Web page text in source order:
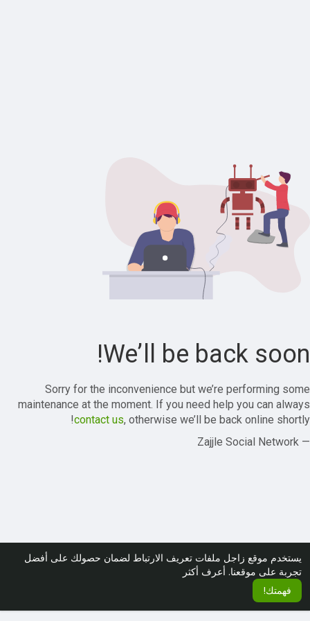
يستخدم موقع زاجل ملفات تعريف الارتباط لضمان حصولك على أفضل
تجربة على موقعنا. أعرف أكثر
فهمتك!
We’ll be back soon!
Sorry for the inconvenience but we’re performing some
maintenance at the moment. If you need help you can always
contact us, otherwise we’ll be back online shortly!
— Zajjle Social Network